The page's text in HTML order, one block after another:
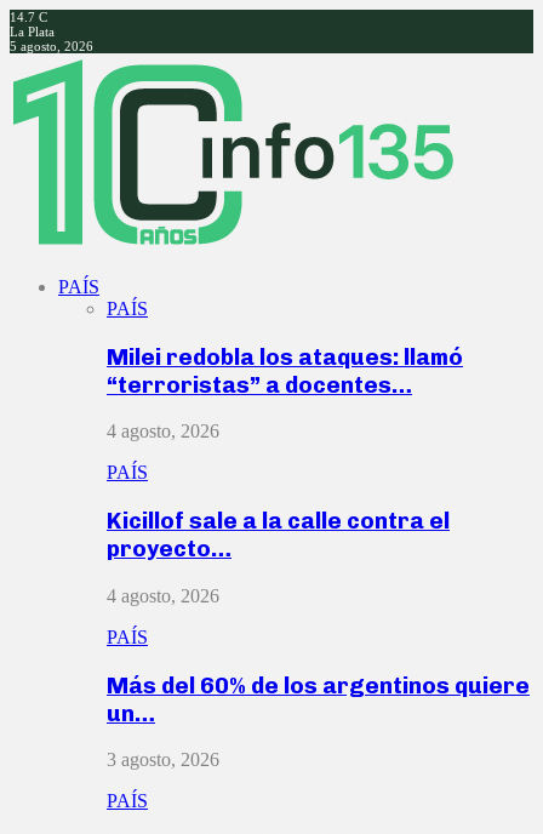
14.7 C
La Plata
5 agosto, 2026
Facebook
Twitter
Instagram
Youtube
PAÍS
PAÍS
Milei redobla los ataques: llamó
“terroristas” a docentes…
4 agosto, 2026
PAÍS
Kicillof sale a la calle contra el
proyecto…
4 agosto, 2026
PAÍS
Más del 60% de los argentinos quiere
un…
3 agosto, 2026
PAÍS